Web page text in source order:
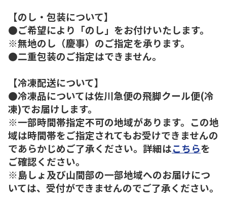
【のし・包装について】
●ご希望により「のし」をお付けいたします。
※無地のし（慶事）のご指定を承ります。
●二重包装のご指定はできません。
【冷凍配送について】
●冷凍品については佐川急便の飛脚クール便(冷
凍)でお届けします。
※一部時間帯指定不可の地域があります。この地
域は時間帯をご指定されてもお受けできませんの
であらかじめご了承ください。詳細はこちらを
ご確認ください。
※島しょ及び山間部の一部地域へのお届けにつ
いては、受付ができませんのでご了承ください。